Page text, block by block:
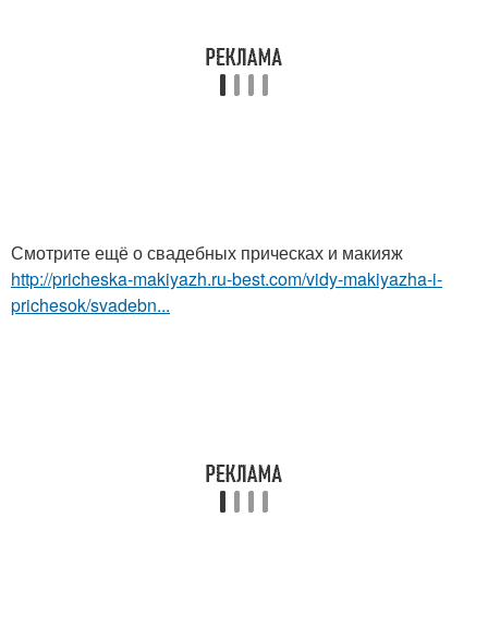
Смотрите ещё о свадебных прическах и макияж
http://pricheska-makiyazh.ru-best.com/vidy-makiyazha-i-
prichesok/svadebn...